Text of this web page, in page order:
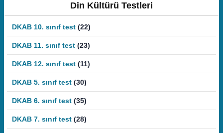
Din Kültürü Testleri
DKAB 10. sınıf test (22)
DKAB 11. sınıf test (23)
DKAB 12. sınıf test (11)
DKAB 5. sınıf test (30)
DKAB 6. sınıf test (35)
DKAB 7. sınıf test (28)